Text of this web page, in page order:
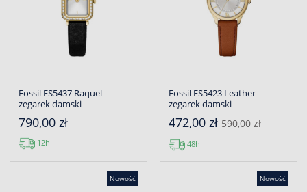
Fossil ES5437 Raquel -
zegarek damski
790,00 zł
12h
Fossil ES5423 Leather -
zegarek damski
472,00 zł 590,00 zł
48h
Nowość Nowość